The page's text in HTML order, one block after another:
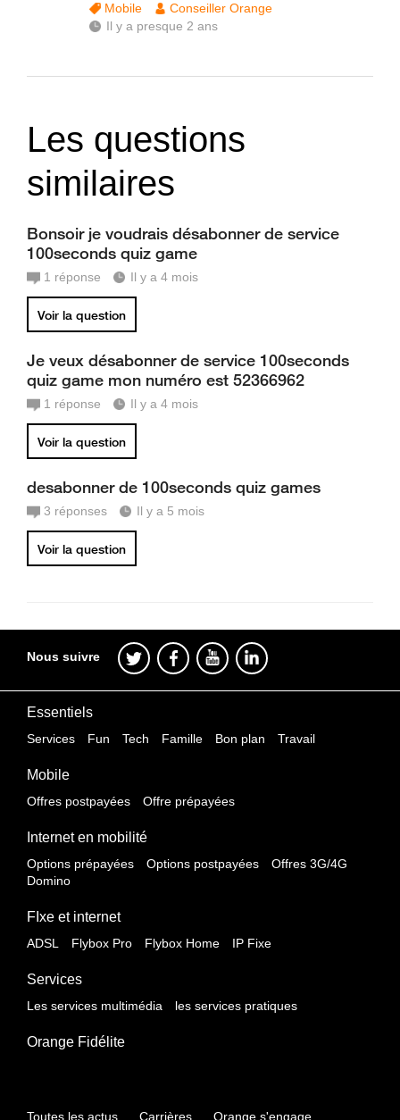
Mobile
Conseiller Orange
Il y a presque 2 ans
Les questions
similaires
Bonsoir je voudrais désabonner de service
100seconds quiz game
1 réponse Il y a 4 mois
Voir la question
Je veux désabonner de service 100seconds
quiz game mon numéro est 52366962
1 réponse Il y a 4 mois
Voir la question
desabonner de 100seconds quiz games
3 réponses Il y a 5 mois
Voir la question
Nous suivre
Essentiels
Services Fun Tech Famille Bon plan Travail
Mobile
Offres postpayées Offre prépayées
Internet en mobilité
Options prépayées Options postpayées
Offres 3G/4G
Domino
FIxe et internet
ADSL Flybox Pro Flybox Home IP Fixe
Services
Les services multimédia les services pratiques
Orange Fidélite
Toutes les actus Carrières Orange s'engage